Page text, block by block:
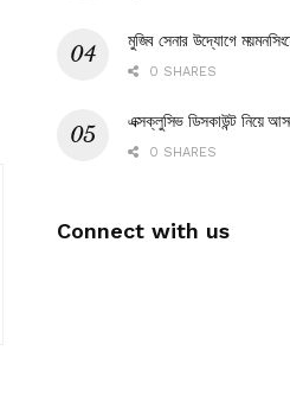
মুজিব সেনার উদ্যোগে
0 SHARES
এক্সক্লুসিভ ডিসকাউন্ট নিয়ে
0 SHARES
Connect with us